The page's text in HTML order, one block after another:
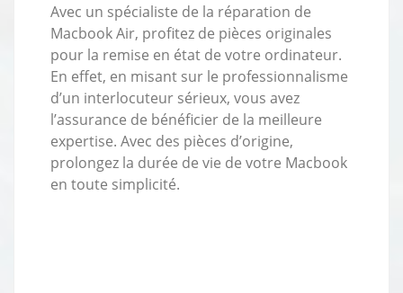
Avec un spécialiste de la réparation de
Macbook Air, profitez de pièces originales
pour la remise en état de votre ordinateur.
En effet, en misant sur le professionnalisme
d’un interlocuteur sérieux, vous avez
l’assurance de bénéficier de la meilleure
expertise. Avec des pièces d’origine,
prolongez la durée de vie de votre Macbook
en toute simplicité.